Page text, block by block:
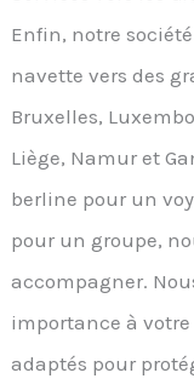
Enfin, notre
navette vers des
Bruxelles,
Liège, Namur et
berline pour un
pour un groupe,
accompagner.
importance à
adaptés pour